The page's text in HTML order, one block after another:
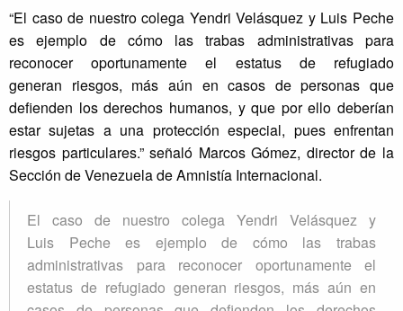
“El caso de nuestro colega Yendri Velásquez y Luis Peche
es ejemplo de cómo las trabas administrativas para
reconocer oportunamente el estatus de refugiado
generan riesgos, más aún en casos de personas que
defienden los derechos humanos, y que por ello deberían
estar sujetas a una protección especial, pues enfrentan
riesgos particulares.” señaló Marcos Gómez, director de la
Sección de Venezuela de Amnistía Internacional.
El caso de nuestro colega Yendri Velásquez y
Luis Peche es ejemplo de cómo las trabas
administrativas para reconocer oportunamente el
estatus de refugiado generan riesgos, más aún en